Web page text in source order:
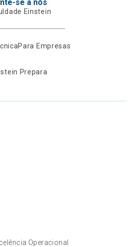
se a nós
Einstein
Para Empresas
Prepara
Operacional